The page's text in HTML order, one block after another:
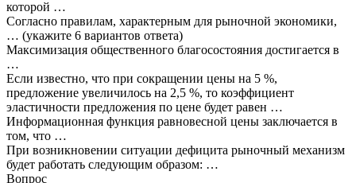
которой …
Согласно правилам, характерным для рыночной экономики,
… (укажите 6 вариантов ответа)
Максимизация общественного благосостояния достигается в
…
Если известно, что при сокращении цены на 5 %,
предложение увеличилось на 2,5 %, то коэффициент
эластичности предложения по цене будет равен …
Информационная функция равновесной цены заключается в
том, что …
При возникновении ситуации дефицита рыночный механизм
будет работать следующим образом: …
Вопрос